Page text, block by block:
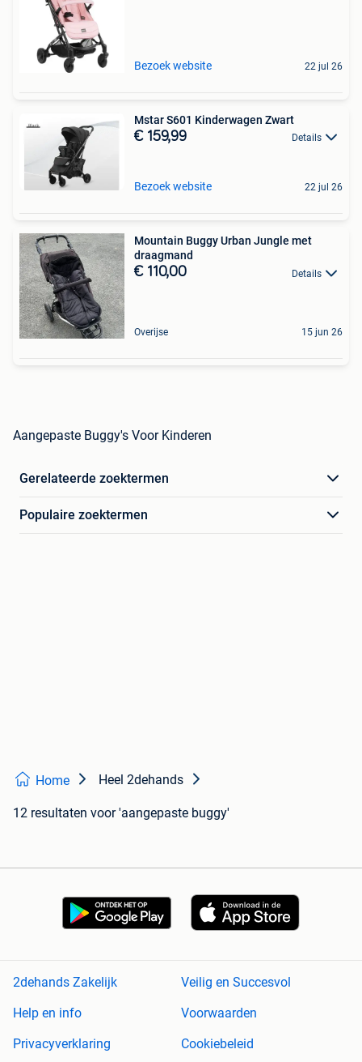
Bezoek website 22 jul 26
Mstar S601 Kinderwagen Zwart
€ 159,99 Details
Bezoek website 22 jul 26
Mountain Buggy Urban Jungle met
draagmand
€ 110,00 Details
Overijse 15 jun 26
Aangepaste Buggy's Voor Kinderen
Gerelateerde zoektermen
Populaire zoektermen
Home Heel 2dehands
12 resultaten voor 'aangepaste buggy'
2dehands Zakelijk
Veilig en Succesvol
Help en info
Voorwaarden
Privacyverklaring
Cookiebeleid